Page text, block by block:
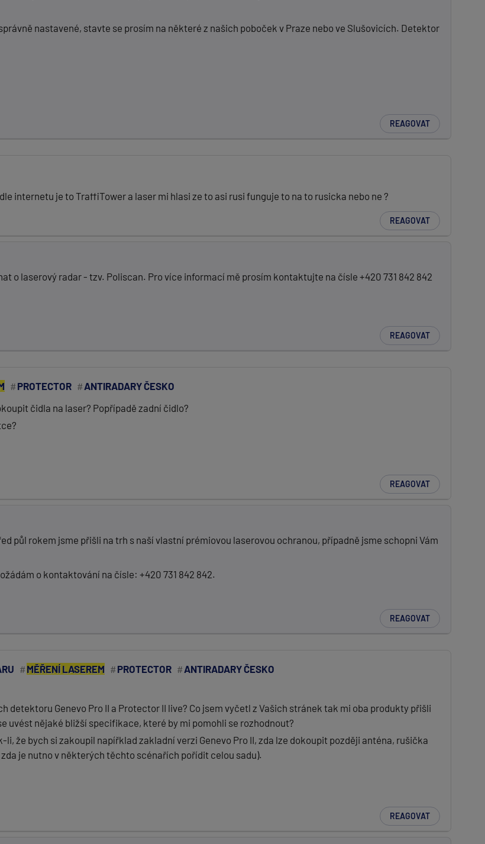
nastavené, stavte se prosím na některé z našich poboček v Praze nebo ve Slušovicích. Detektor
REAGOVAT
internetu je to TraffiTower a laser mi hlasi ze to asi rusi funguje to na to rusicka nebo ne ?
REAGOVAT
o laserový radar - tzv. Poliscan. Pro více informací mě prosím kontaktujte na čísle +420 731 842 842
REAGOVAT
PROTECTOR
ANTIRADARY ČESKO
čidla na laser? Popřípadě zadní čidlo?
REAGOVAT
půl rokem jsme přišli na trh s naší vlastní prémiovou laserovou ochranou, případně jsme schopni Vám
o kontaktování na čísle: +420 731 842 842.
REAGOVAT
MĚŘENÍ LASEREM PROTECTOR
ANTIRADARY ČESKO
detektoru Genevo Pro II a Protector II live? Co jsem vyčetl z Vašich stránek tak mi oba produkty přišli
uvést nějaké bližší specifikace, které by mi pomohli se rozhodnout?
že bych si zakoupil napířklad zakladní verzi Genevo Pro II, zda lze dokoupit později anténa, rušička
je nutno v některých těchto scénařích pořídit celou sadu).
REAGOVAT